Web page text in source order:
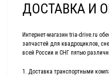
ДОСТАВКА И
Интернет-магазин tria-drive.ru
запчастей для квадроциклов,
всей России и СНГ пятью
1. Доставка транспортными